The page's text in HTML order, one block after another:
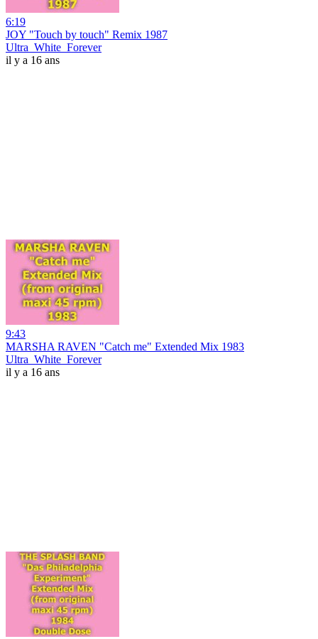
6:19
JOY "Touch by touch" Remix 1987
Ultra_White_Forever
il y a 16 ans
9:43
MARSHA RAVEN "Catch me" Extended Mix 1983
Ultra_White_Forever
il y a 16 ans